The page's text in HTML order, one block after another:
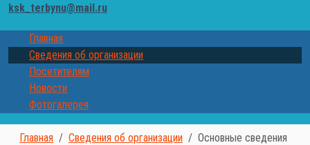
ksk_terbynu@mail.ru
Главная
Сведения об организации
Посетителям
Новости
Фотогалерея
Главная Сведения об организации Основные сведения